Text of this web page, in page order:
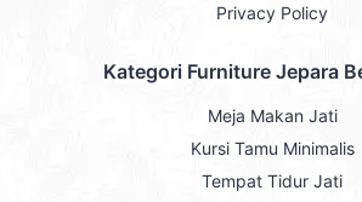
Privacy Policy
Kategori Furniture Jepara
Meja Makan Jati
Kursi Tamu Minimalis
Tempat Tidur Jati